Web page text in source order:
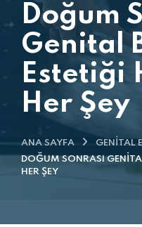
Doğum
Genital
Estetiği
Her Şey
ANA SAYFA
GENITAL
DOĞUM SONRASI
HER ŞEY